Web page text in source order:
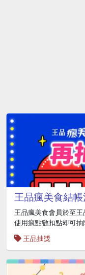
王品瘋美食結
王品瘋美食會員於至
使用瘋點數扣點即可
王品抽獎